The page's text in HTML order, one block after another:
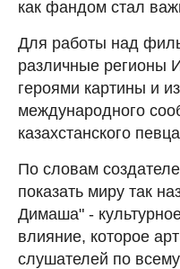
как фандом стал
Для работы над
различные регионы
героями картины и
международного
казахстанского
По словам
показать миру так
Димаша" -
влияние, которое
слушателей по